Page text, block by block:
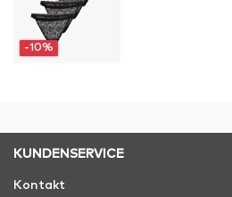
-10%
KUNDENSERVICE
Kontakt